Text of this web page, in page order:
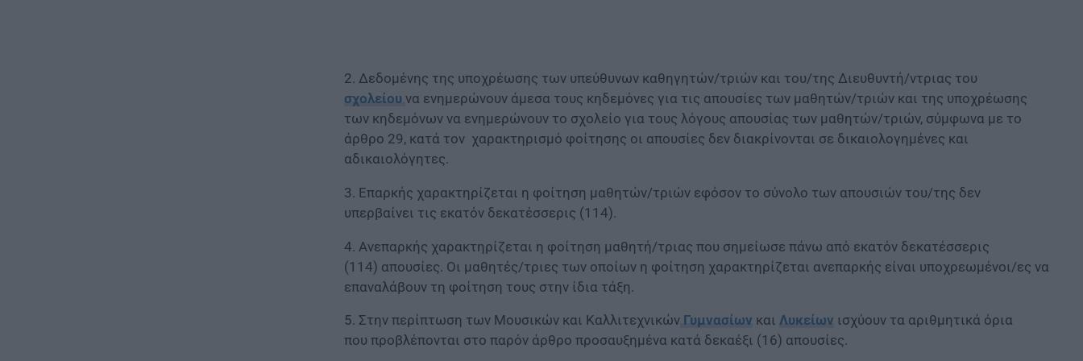
2. Δεδομένης της υποχρέωσης των υπεύθυνων καθηγητών/τριών και του/της Διευθυντή/ντριας του
σχολείου να ενημερώνουν άμεσα τους κηδεμόνες για τις απουσίες των μαθητών/τριών και της υποχρέωσης
των κηδεμόνων να ενημερώνουν το σχολείο για τους λόγους απουσίας των μαθητών/τριών, σύμφωνα με το
άρθρο 29, κατά τον χαρακτηρισμό φοίτησης οι απουσίες δεν διακρίνονται σε δικαιολογημένες και
αδικαιολόγητες.
3. Επαρκής χαρακτηρίζεται η φοίτηση μαθητών/τριών εφόσον το σύνολο των απουσιών του/της δεν
υπερβαίνει τις εκατόν δεκατέσσερις (114).
4. Ανεπαρκής χαρακτηρίζεται η φοίτηση μαθητή/τριας που σημείωσε πάνω από εκατόν δεκατέσσερις
(114) απουσίες. Οι μαθητές/τριες των οποίων η φοίτηση χαρακτηρίζεται ανεπαρκής είναι υποχρεωμένοι/ες να
επαναλάβουν τη φοίτηση τους στην ίδια τάξη.
5. Στην περίπτωση των Μουσικών και Καλλιτεχνικών Γυμνασίων και Λυκείων ισχύουν τα αριθμητικά όρια
που προβλέπονται στο παρόν άρθρο προσαυξημένα κατά δεκαέξι (16) απουσίες.